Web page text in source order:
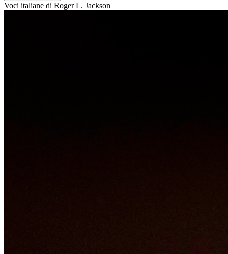
Voci italiane di Roger L. Jackson